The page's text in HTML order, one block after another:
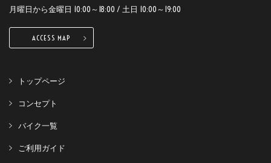
月曜日から金曜日 10:00～18:00 / 土日 10:00～19:00
ACCESS MAP
トップページ
コンセプト
バイク一覧
ご利用ガイド